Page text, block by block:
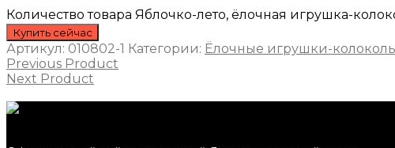
Количество товара Яблочко-лето, ёлочная игрушка-
Купить сейчас
Артикул: 010802-1 Категории: Ёлочные игрушки-
Previous Product
Next Product